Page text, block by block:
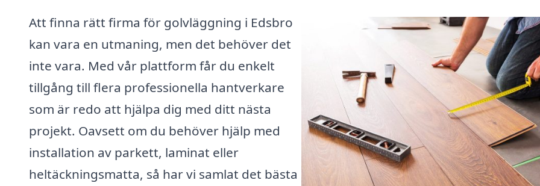
Att finna rätt firma för golvläggning i Edsbro
kan vara en utmaning, men det behöver det
inte vara. Med vår plattform får du enkelt
tillgång till flera professionella hantverkare
som är redo att hjälpa dig med ditt nästa
projekt. Oavsett om du behöver hjälp med
installation av parkett, laminat eller
heltäckningsmatta, så har vi samlat det bästa